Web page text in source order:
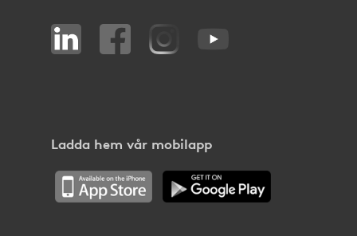
Ladda hem vår mobilapp